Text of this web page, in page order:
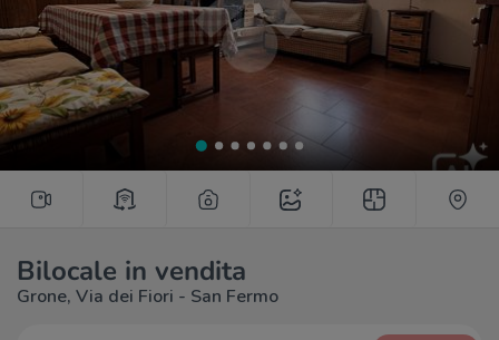
Bilocale in vendita
Grone, Via dei Fiori - San Fermo